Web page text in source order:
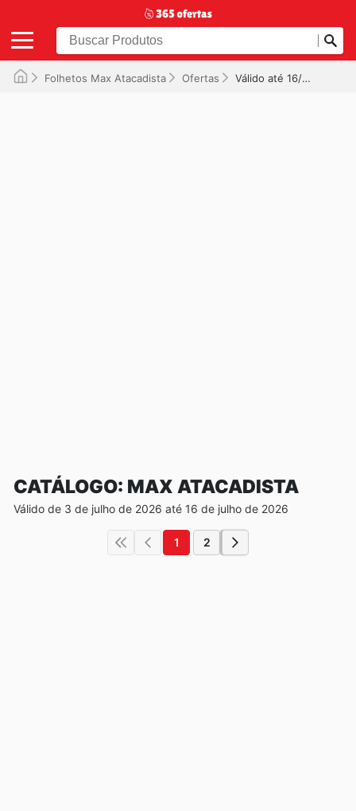
Folhetos Max Atacadista Ofertas Válido até 16/07/2026
CATÁLOGO: MAX ATACADISTA
Válido de 3 de julho de 2026 até 16 de julho de 2026
1 2